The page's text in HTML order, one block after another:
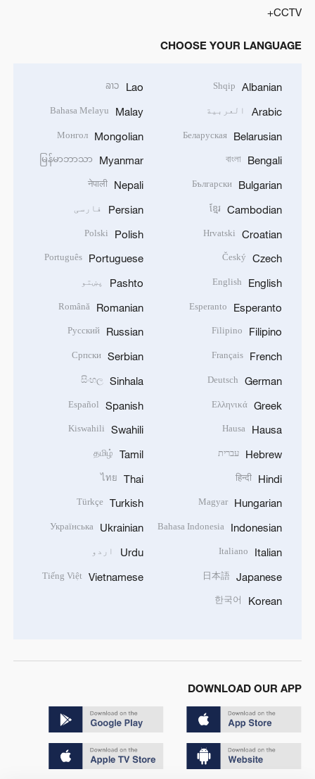
CCTV+
CHOOSE YOUR LANGUAGE
Albanian
Shqip
Arabic العربية
Belarusian
Беларуская
Bengali
বাংলা
Bulgarian
Български
Cambodian
ខ្មែរ
Croatian
Hrvatski
Czech
Český
English
English
Esperanto
Esperanto
Filipino
Filipino
French
Français
German
Deutsch
Greek
Ελληνικά
Hausa
Hausa
Hebrew עברית
Hindi
हिन्दी
Hungarian
Magyar
Indonesian
Bahasa Indonesia
Italian
Italiano
Japanese
日本語
Korean
한국어
Lao
ລາວ
Malay
Bahasa Melayu
Mongolian
Монгол
Myanmar
မြန်မာဘာသာ
Nepali
नेपाली
Persian فارسی
Polish
Polski
Portuguese
Português
Pashto پښتو
Romanian
Română
Russian
Русский
Serbian
Српски
Sinhala
සිංහල
Spanish
Español
Swahili
Kiswahili
Tamil
தமிழ்
Thai
ไทย
Turkish
Türkçe
Ukrainian
Українська
Urdu اردو
Vietnamese
Tiếng Việt
DOWNLOAD OUR APP